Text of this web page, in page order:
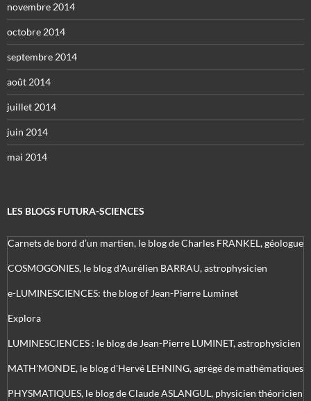
novembre 2014
octobre 2014
septembre 2014
août 2014
juillet 2014
juin 2014
mai 2014
LES BLOGS FUTURA-SCIENCES
Carnets de bord d’un martien, le blog de Charles FRANKEL, géologue
COSMOGONIES, le blog d'Aurélien BARRAU, astrophysicien
e-LUMINESCIENCES: the blog of Jean-Pierre Luminet
Explora
LUMINESCIENCES : le blog de Jean-Pierre LUMINET, astrophysicien
MATH'MONDE, le blog d'Hervé LEHNING, agrégé de mathématiques
PHYSMATIQUES, le blog de Claude ASLANGUL, physicien théoricien